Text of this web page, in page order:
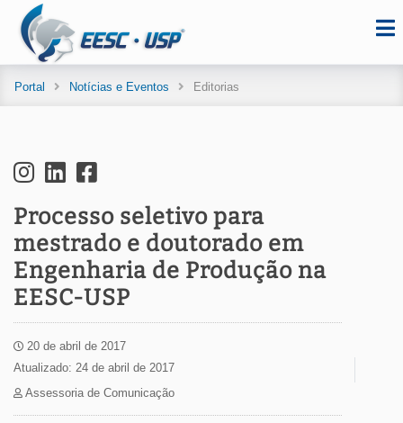
Portal Notícias e Eventos Editorias
Processo seletivo para
mestrado e doutorado em
Engenharia de Produção na
EESC-USP
20 de abril de 2017
Atualizado: 24 de abril de 2017
Assessoria de Comunicação